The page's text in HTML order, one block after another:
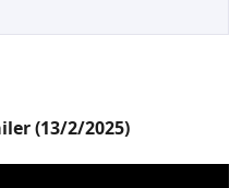
(13/2/2025)